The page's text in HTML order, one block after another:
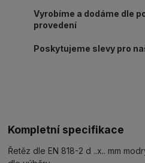
Vyrobíme a dodáme dle
provedení
Poskytujeme slevy pro
Kompletní specifikace
Řetěz dle EN 818-2 d ..x.. mm